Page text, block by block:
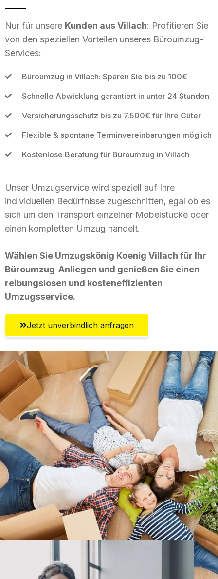
Nur für unsere Kunden aus Villach: Profitieren Sie
von den speziellen Vorteilen unseres Büroumzug-
Services:
Büroumzug in Villach: Sparen Sie bis zu 100€
Schnelle Abwicklung garantiert in unter 24 Stunden
Versicherungsschutz bis zu 7.500€ für Ihre Güter
Flexible & spontane Terminvereinbarungen möglich
Kostenlose Beratung für Büroumzug in Villach
Unser Umzugservice wird speziell auf Ihre
individuellen Bedürfnisse zugeschnitten, egal ob es
sich um den Transport einzelner Möbelstücke oder
einen kompletten Umzug handelt.
Wählen Sie Umzugskönig Koenig Villach für Ihr
Büroumzug-Anliegen und genießen Sie einen
reibungslosen und kosteneffizienten
Umzugsservice.
Jetzt unverbindlich anfragen